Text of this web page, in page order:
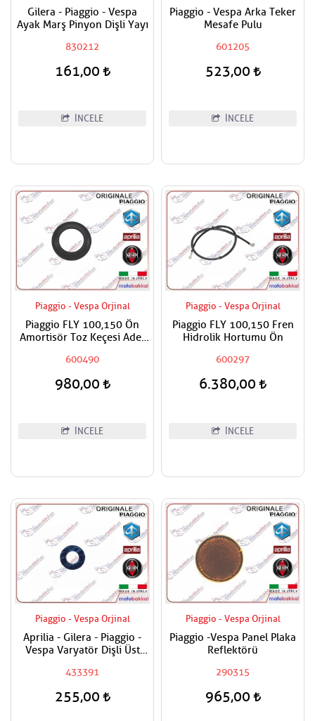
Gilera - Piaggio - Vespa
Ayak Marş Pinyon Dişli Yayı
830212
161,00
İNCELE
Piaggio - Vespa Arka Teker
Mesafe Pulu
601205
523,00
İNCELE
Piaggio - Vespa Orjinal
Piaggio FLY 100,150 Ön
Amortisör Toz Keçesi Adet
600490
980,00
İNCELE
Piaggio - Vespa Orjinal
Piaggio FLY 100,150 Fren
Hidrolik Hortumu Ön
600297
6.380,00
İNCELE
Piaggio - Vespa Orjinal
Aprilia - Gilera - Piaggio -
Vespa Varyatör Dişli Üst
433391
255,00
Piaggio - Vespa Orjinal
Piaggio -Vespa Panel Plaka
Reflektörü
290315
965,00